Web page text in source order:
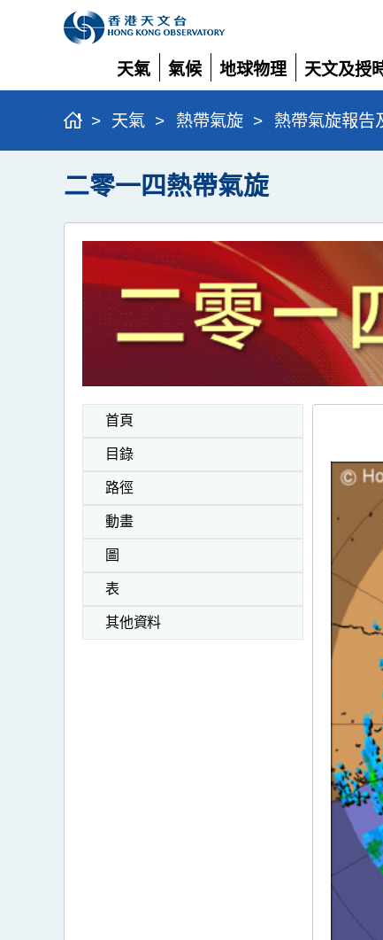
天氣
展
開
氣候
展
開
地球物理
展
開
天文及授
展
開
> 天氣 > 熱帶氣旋 > 熱帶氣旋報告
二零一四熱帶氣旋
首頁
目錄
路徑
動畫
圖
表
其他資料